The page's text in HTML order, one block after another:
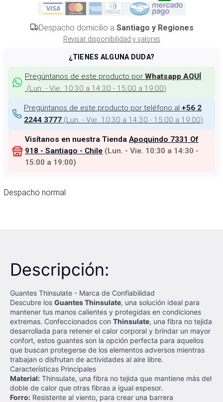
Despacho domicilio a Santiago y Regiones
Revisar disponibilidad y valores
¿TIENES ALGUNA DUDA?
Pregúntanos de este producto por Whatsapp AQUÍ
(Lun. - Vie. 10:30 a 14:30 - 15:00 a 19:00)
Pregúntanos de este producto por teléfono al +56 2
2244 3777 (Lun. - Vie. 10:30 a 14:30 - 15:00 a 19:00)
Visítanos en nuestra Tienda Apoquindo 7331 Of
918 - Santiago - Chile (Lun. - Vie. 10:30 a 14:30 -
15:00 a 19:00)
Despacho normal
Descripción:
Guantes Thinsulate - Marca de Confiabilidad
Descubre los Guantes Thinsulate, una solución ideal para
mantener tus manos calientes y protegidas en condiciones
extremas. Confeccionados con Thinsulate, una fibra no tejida
desarrollada para retener el calor corporal y brindar un mayor
confort, estos guantes son la opción perfecta para aquellos
que buscan protegerse de los elementos adversos mientras
trabajan o disfrutan de actividades al aire libre.
Características Principales
Material: Thinsulate, una fibra no tejida que mantiene más del
doble de calor que otras fibras a igual espesor.
Forro: Resistente al viento, para crear una barrera